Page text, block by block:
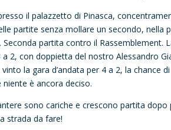
il palazzetto di Pinasca,
partite senza mollare un secondo,
Seconda partita contro il Rassemblement.
2, con doppietta del nostro Alessandro
la gara d’andata per 4 a 2, la chance
è ancora deciso.
sono cariche e crescono partita
strada da fare!